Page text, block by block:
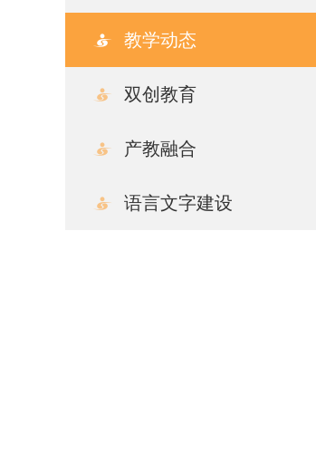
教学动态
双创教育
产教融合
语言文字建设